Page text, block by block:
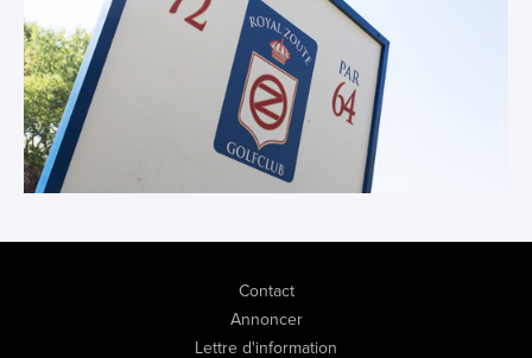
Contact
Annoncer
Lettre d'information